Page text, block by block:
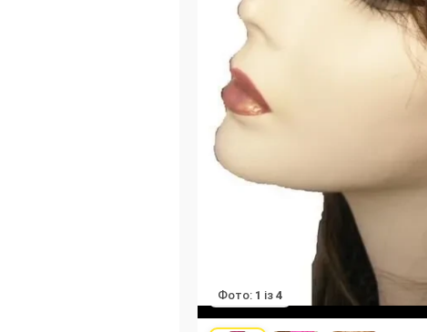
Фото: 1 із 4